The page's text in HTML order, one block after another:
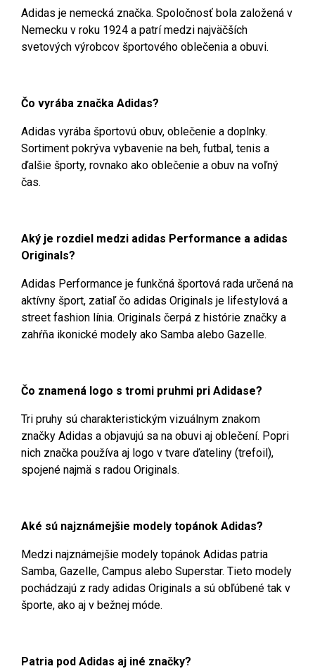
Adidas je nemecká značka. Spoločnosť bola založená v
Nemecku v roku 1924 a patrí medzi najväčších
svetových výrobcov športového oblečenia a obuvi.
Čo vyrába značka Adidas?
Adidas vyrába športovú obuv, oblečenie a doplnky.
Sortiment pokrýva vybavenie na beh, futbal, tenis a
ďalšie športy, rovnako ako oblečenie a obuv na voľný
čas.
Aký je rozdiel medzi adidas Performance a adidas
Originals?
Adidas Performance je funkčná športová rada určená na
aktívny šport, zatiaľ čo adidas Originals je lifestylová a
street fashion línia. Originals čerpá z histórie značky a
zahŕňa ikonické modely ako Samba alebo Gazelle.
Čo znamená logo s tromi pruhmi pri Adidase?
Tri pruhy sú charakteristickým vizuálnym znakom
značky Adidas a objavujú sa na obuvi aj oblečení. Popri
nich značka používa aj logo v tvare ďateliny (trefoil),
spojené najmä s radou Originals.
Aké sú najznámejšie modely topánok Adidas?
Medzi najznámejšie modely topánok Adidas patria
Samba, Gazelle, Campus alebo Superstar. Tieto modely
pochádzajú z rady adidas Originals a sú obľúbené tak v
športe, ako aj v bežnej móde.
Patria pod Adidas aj iné značky?